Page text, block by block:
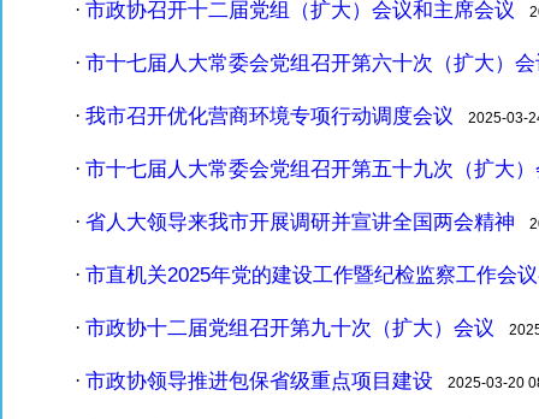
· 市政协召开十二届党组（扩大）会议和主席会议
· 市十七届人大常委会党组召开第六十次（扩大）
· 我市召开优化营商环境专项行动调度会议 2025-03-
· 市十七届人大常委会党组召开第五十九次（扩大
· 省人大领导来我市开展调研并宣讲全国两会精神
· 市直机关2025年党的建设工作暨纪检监察工作会
· 市政协十二届党组召开第九十次（扩大）会议
· 市政协领导推进包保省级重点项目建设 2025-03-20